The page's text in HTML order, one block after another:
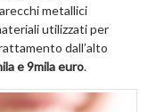
metallici
utilizzati per
dall’alto
e 9mila euro.